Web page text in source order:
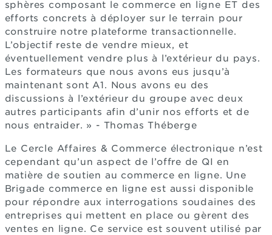
sphères composant le commerce en ligne ET des
efforts concrets à déployer sur le terrain pour
construire notre plateforme transactionnelle.
L’objectif reste de vendre mieux, et
éventuellement vendre plus à l’extérieur du pays.
Les formateurs que nous avons eus jusqu’à
maintenant sont A1. Nous avons eu des
discussions à l’extérieur du groupe avec deux
autres participants afin d’unir nos efforts et de
nous entraider. » - Thomas Théberge
Le Cercle Affaires & Commerce électronique n’est
cependant qu’un aspect de l’offre de QI en
matière de soutien au commerce en ligne. Une
Brigade commerce en ligne est aussi disponible
pour répondre aux interrogations soudaines des
entreprises qui mettent en place ou gèrent des
ventes en ligne. Ce service est souvent utilisé par